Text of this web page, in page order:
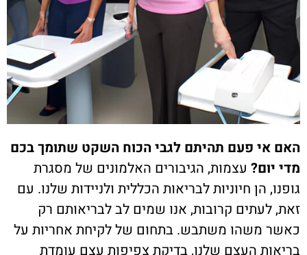
האם אי פעם תהיתם לגבי הכוח השקט שתומך בכם
מדי יום? עצמות, הגיבורים האלמונים של מסגרת
גופנו, הן חיוניות לבריאות הכללית ולניידות שלנו. עם
זאת, לעתים קרובות, אנו שמים לב לבריאותם רק
כאשר משהו משתבש. בתחום של לקיחת אחריות על
בריאות העצם שלנו, בדיקת צפיפות עצם עומדת